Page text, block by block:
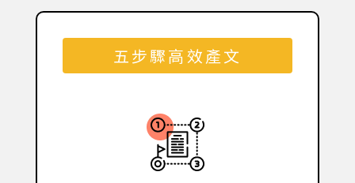
五步驟高效產文